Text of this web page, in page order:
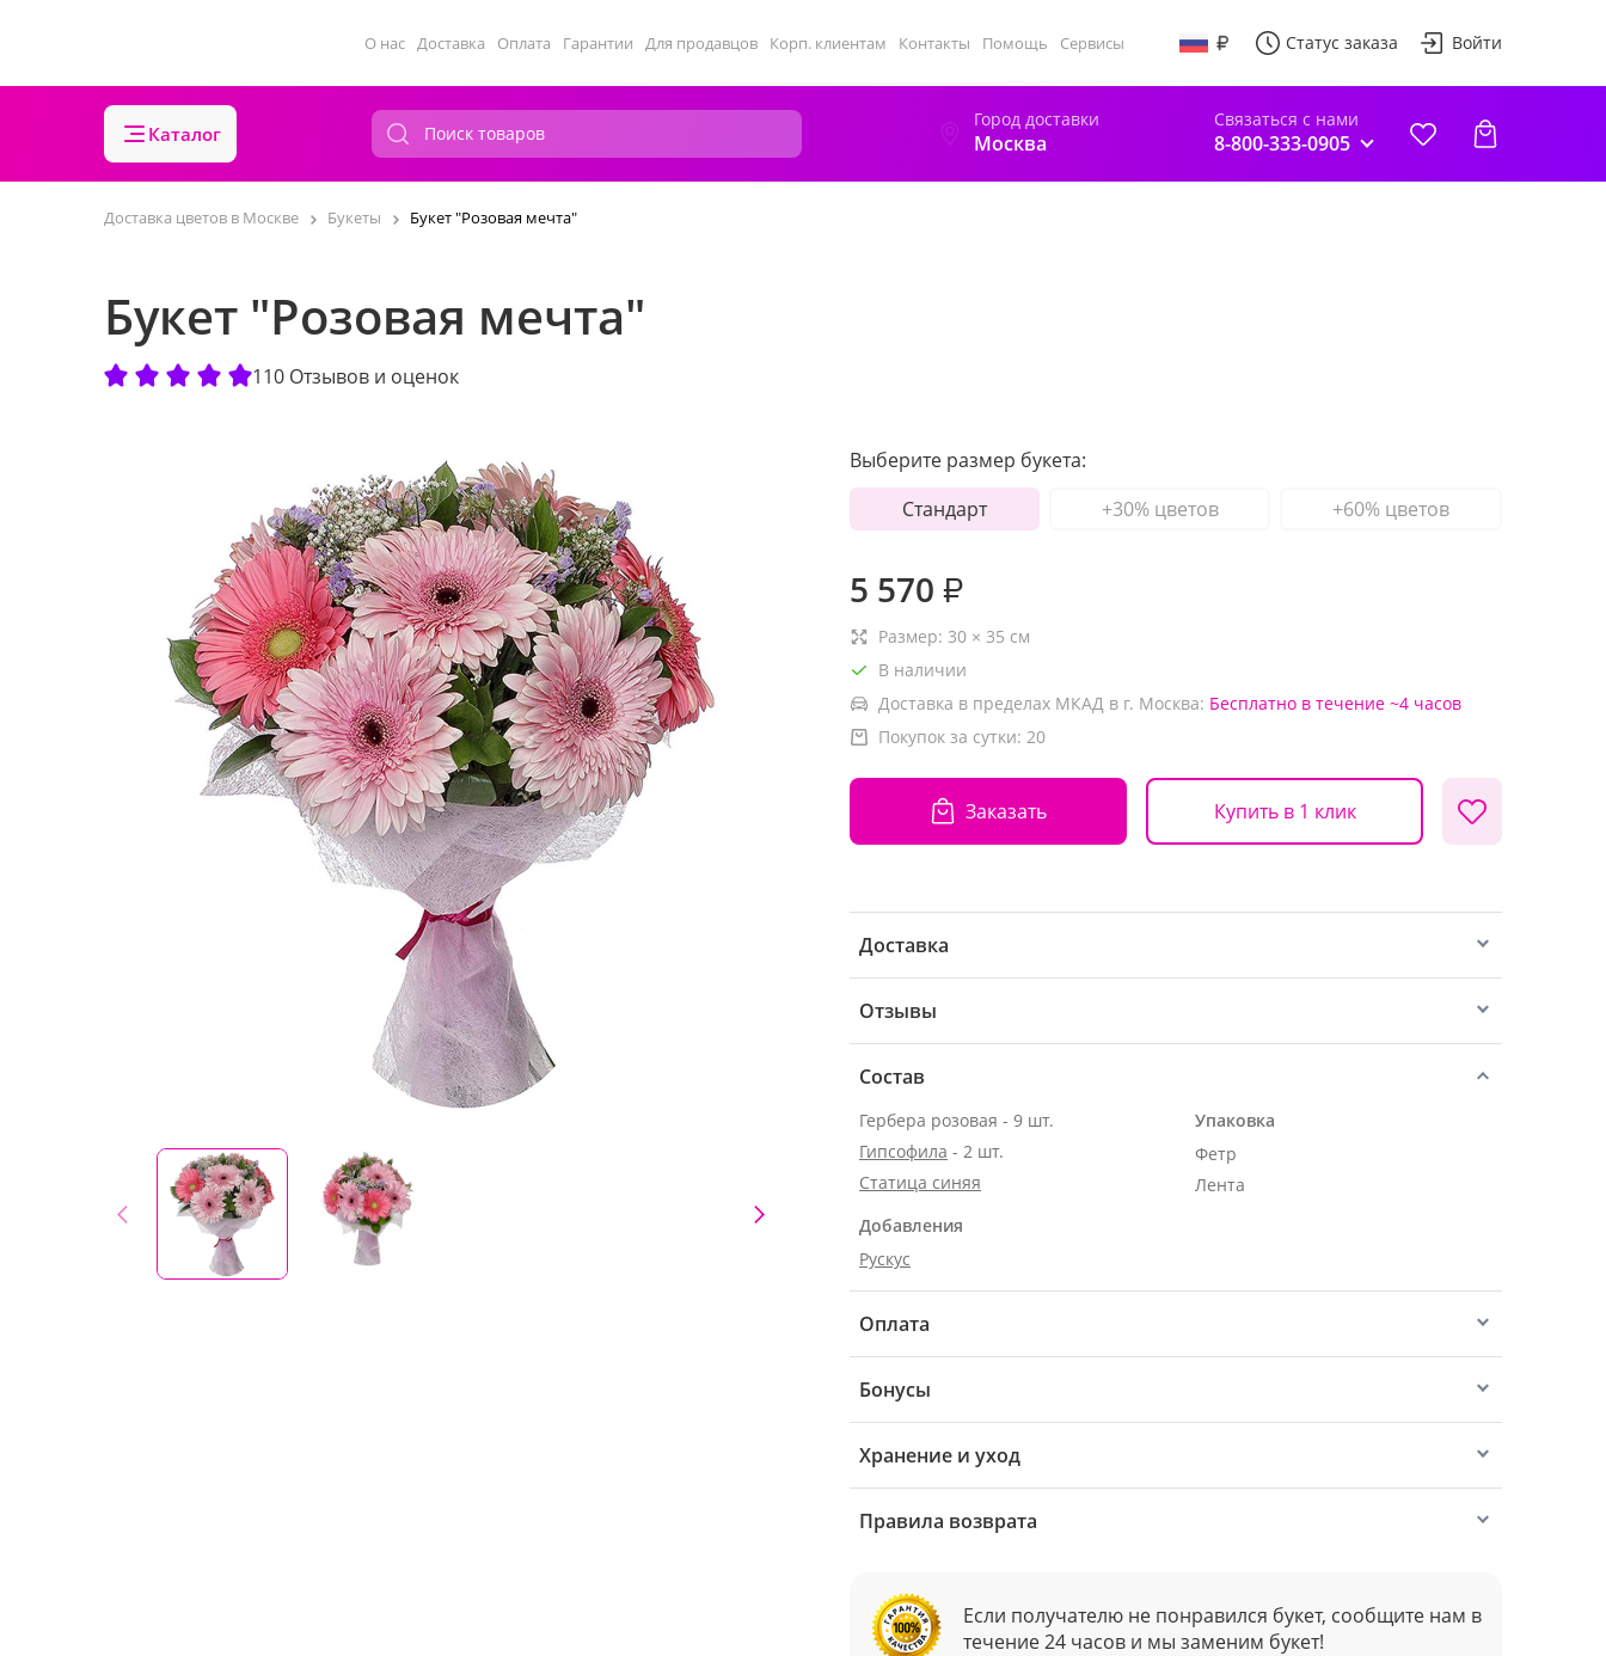
О нас Доставка Оплата Гарантии Для продавцов Корп. клиентам Контакты Помощь Сервисы Статус заказа Войти
Каталог
Город доставки
Москва
Связаться с нами
8-800-333-0905
Доставка цветов в Москве Букеты Букет "Розовая мечта"
Букет "Розовая мечта"
110 Отзывов и оценок
Выберите размер букета:
Стандарт
+30% цветов +60% цветов
5 570 ₽
Размер: 30 × 35 см
В наличии
Доставка в пределах МКАД в г. Москва: Бесплатно в течение ~4 часов
Покупок за сутки: 20
Заказать Купить в 1 клик
Доставка
Отзывы
Состав
Гербера розовая - 9 шт.
Гипсофила - 2 шт.
Статица синяя
Добавления
Рускус
Упаковка
Фетр
Лента
Оплата
Бонусы
Хранение и уход
Правила возврата
Если получателю не понравился букет, сообщите нам в
течение 24 часов и мы заменим букет!